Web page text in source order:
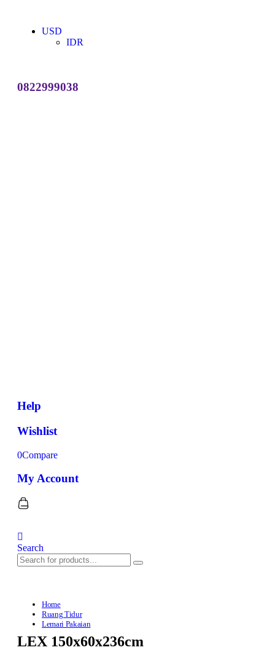
USD
IDR
0822999038
Help
Wishlist
0Compare
My Account
Search
Home
Ruang Tidur
Lemari Pakaian
LEX 150x60x236cm